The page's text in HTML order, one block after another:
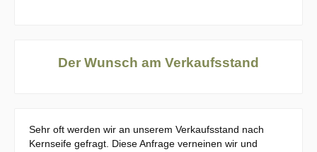
Der Wunsch am Verkaufsstand
Sehr oft werden wir an unserem Verkaufsstand nach
Kernseife gefragt. Diese Anfrage verneinen wir und